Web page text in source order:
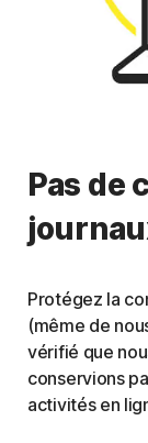
Pas de
Protégez la
(même de
vérifié que
conservions
activités en